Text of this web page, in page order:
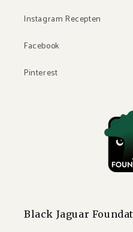
Instagram Recepten
Facebook
Pinterest
Black Jaguar